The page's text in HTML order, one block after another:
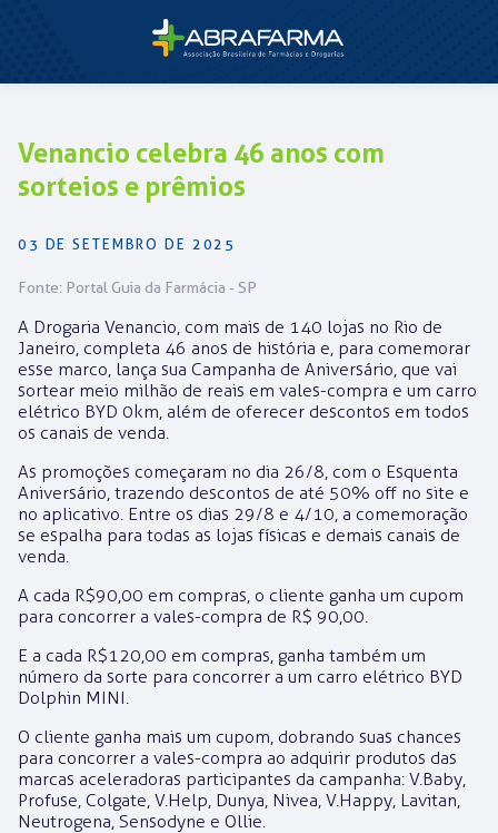
Venancio celebra 46 anos com
sorteios e prêmios
03 DE SETEMBRO DE 2025
Fonte: Portal Guia da Farmácia - SP
A Drogaria Venancio, com mais de 140 lojas no Rio de
Janeiro, completa 46 anos de história e, para comemorar
esse marco, lança sua Campanha de Aniversário, que vai
sortear meio milhão de reais em vales-compra e um carro
elétrico BYD 0km, além de oferecer descontos em todos
os canais de venda.
As promoções começaram no dia 26/8, com o Esquenta
Aniversário, trazendo descontos de até 50% off no site e
no aplicativo. Entre os dias 29/8 e 4/10, a comemoração
se espalha para todas as lojas físicas e demais canais de
venda.
A cada R$90,00 em compras, o cliente ganha um cupom
para concorrer a vales-compra de R$ 90,00.
E a cada R$120,00 em compras, ganha também um
número da sorte para concorrer a um carro elétrico BYD
Dolphin MINI.
O cliente ganha mais um cupom, dobrando suas chances
para concorrer a vales-compra ao adquirir produtos das
marcas aceleradoras participantes da campanha: V.Baby,
Profuse, Colgate, V.Help, Dunya, Nivea, V.Happy, Lavitan,
Neutrogena, Sensodyne e Ollie.